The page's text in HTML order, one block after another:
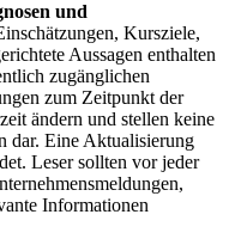
und
Kursziele,
Aussagen enthalten
zugänglichen
zum Zeitpunkt der
ändern und stellen keine
dar. Eine Aktualisierung
Leser sollten vor jeder
Informationen